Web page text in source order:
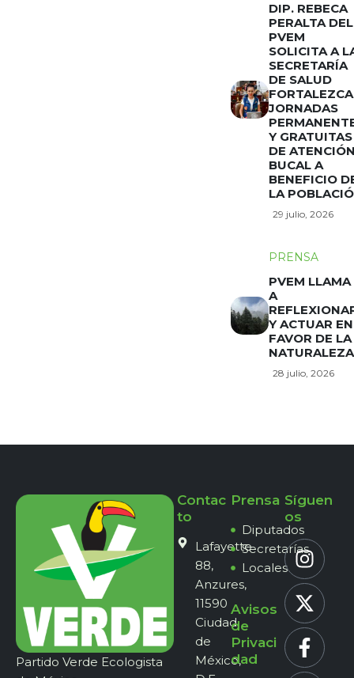
DIP. REBECA
PERALTA DEL
PVEM
SOLICITA A
SECRETARÍA
DE SALUD
FORTALEZCA
JORNADAS
Y GRATUITAS
DE
BUCAL A
BENEFICIO
LA
29 julio, 2026
PRENSA
PVEM LLAMA
A
Y ACTUAR EN
FAVOR DE LA
NATURALEZA
28 julio, 2026
Partido Verde Ecologista
Contac
to
Lafayette
88,
Anzures,
11590
Ciudad
de
México,
Prensa
Diputados
Secretarías
Locales
Avisos
de
Privaci
dad
Síguen
os